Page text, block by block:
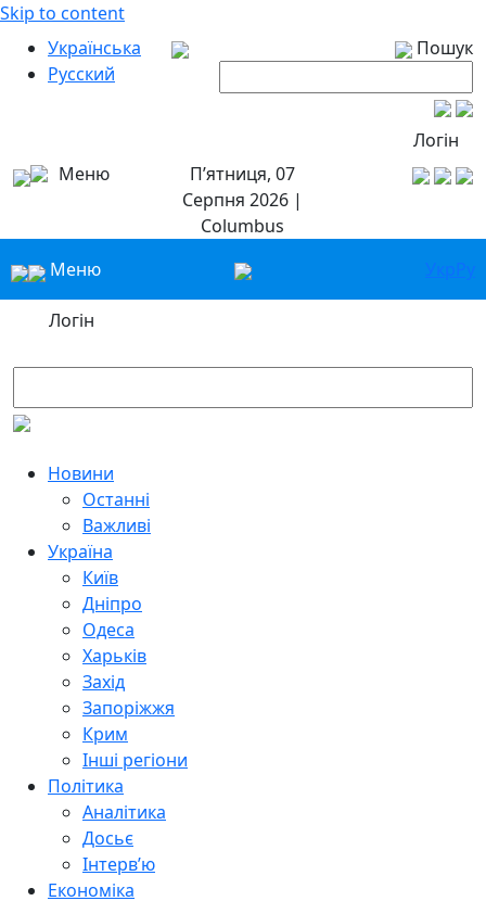
Skip to content
Українська
Русский
Пошук
Логін
Меню
П’ятниця, 07
Серпня 2026 |
Columbus
Меню
УкрРу
Логін
Новини
Останні
Важливі
Україна
Київ
Дніпро
Одеса
Харьків
Захід
Запоріжжя
Крим
Інші регіони
Політика
Аналітика
Досьє
Інтерв’ю
Економіка